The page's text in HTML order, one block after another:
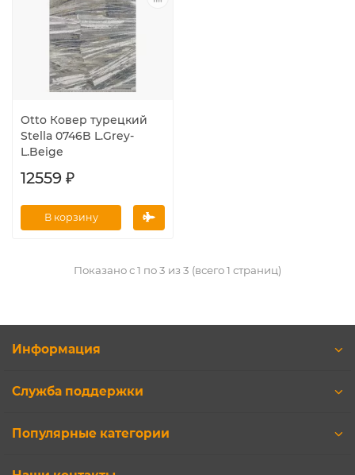
Otto Ковер турецкий
Stella 0746B L.Grey-
L.Beige
12559 ₽
В корзину
Показано с 1 по 3 из 3 (всего 1 страниц)
Информация
Служба поддержки
Популярные категории